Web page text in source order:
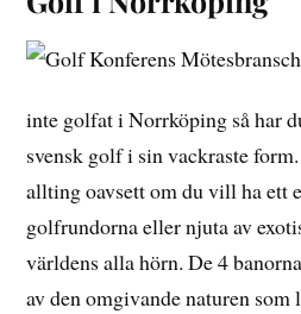
inte golfat i Norrköping så har
svensk golf i sin vackraste
allting oavsett om du vill ha ett
golfrundorna eller njuta av
världens alla hörn. De 4
av den omgivande naturen som